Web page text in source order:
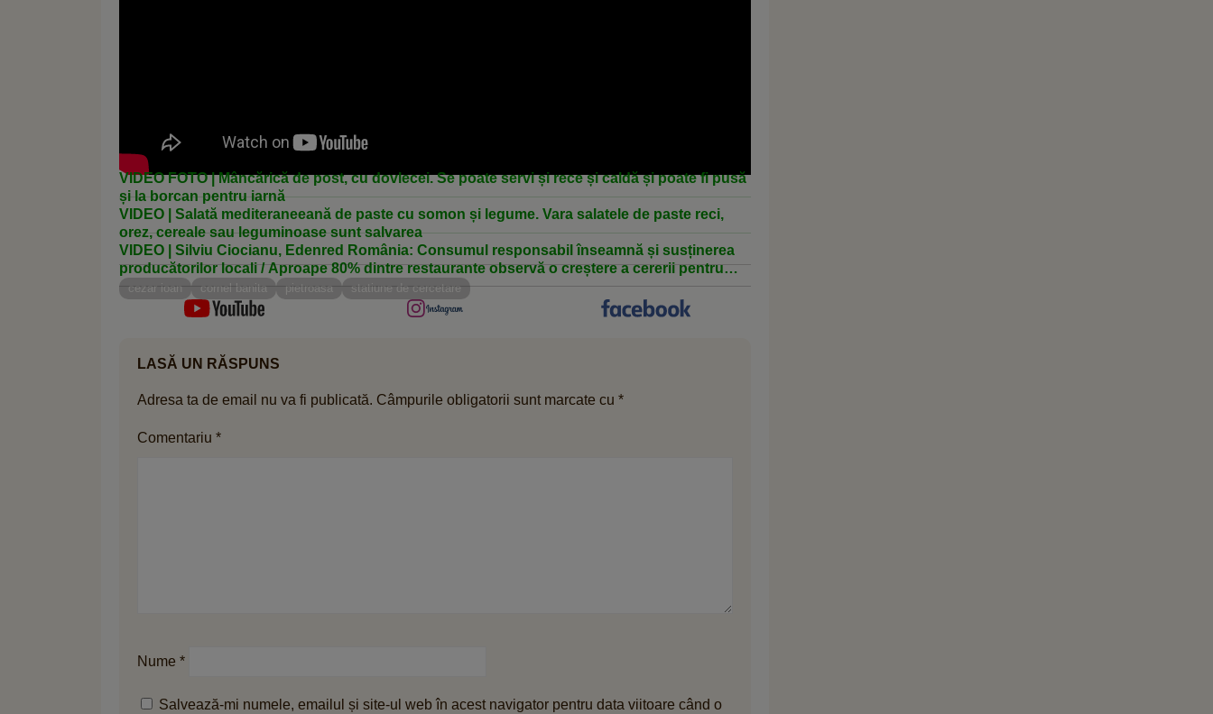
VIDEO FOTO | Mâncărică de post, cu dovlecei. Se poate servi și rece și caldă și poate fi pusă
și la borcan pentru iarnă
VIDEO | Salată mediteraneeană de paste cu somon și legume. Vara salatele de paste reci,
orez, cereale sau leguminoase sunt salvarea
VIDEO | Silviu Ciocianu, Edenred România: Consumul responsabil înseamnă și susținerea
producătorilor locali / Aproape 80% dintre restaurante observă o creștere a cererii pentru
produse locale
cezar ioan cornel banita pietroasa statiune de cercetare
LASĂ UN RĂSPUNS
Adresa ta de email nu va fi publicată. Câmpurile obligatorii sunt marcate cu *
Comentariu *
Nume *
Salvează-mi numele, emailul și site-ul web în acest navigator pentru data viitoare când o